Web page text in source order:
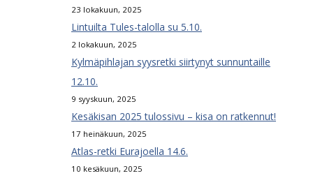
23 lokakuun, 2025
Lintuilta Tules-talolla su 5.10.
2 lokakuun, 2025
Kylmäpihlajan syysretki siirtynyt sunnuntaille
12.10.
9 syyskuun, 2025
Kesäkisan 2025 tulossivu – kisa on ratkennut!
17 heinäkuun, 2025
Atlas-retki Eurajoella 14.6.
10 kesäkuun, 2025